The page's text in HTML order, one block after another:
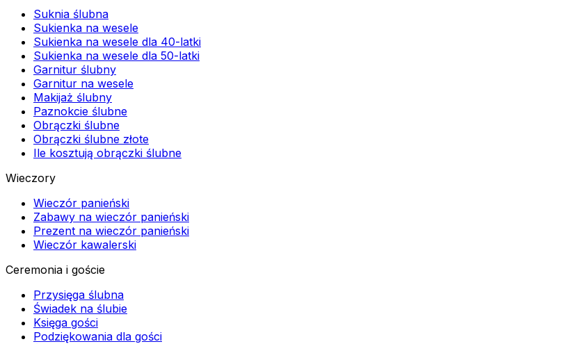
Suknia ślubna
Sukienka na wesele
Sukienka na wesele dla 40-latki
Sukienka na wesele dla 50-latki
Garnitur ślubny
Garnitur na wesele
Makijaż ślubny
Paznokcie ślubne
Obrączki ślubne
Obrączki ślubne złote
Ile kosztują obrączki ślubne
Wieczory
Wieczór panieński
Zabawy na wieczór panieński
Prezent na wieczór panieński
Wieczór kawalerski
Ceremonia i goście
Przysięga ślubna
Świadek na ślubie
Księga gości
Podziękowania dla gości